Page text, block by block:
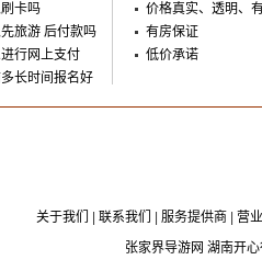
卡吗
旅游 后付款吗
行网上支付
长时间报名好
价格真实、透明、
有房保证
低价承诺
关于我们 联系我们 服务提供商
营
张家界导游网 湖南开